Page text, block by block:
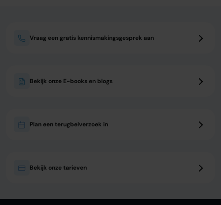
Vraag een gratis kennismakingsgesprek aan
Bekijk onze E-books en blogs
Plan een terugbelverzoek in
Bekijk onze tarieven